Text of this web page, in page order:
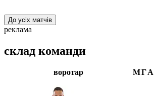
До усіх матчів
реклама
склад команди
воротар МГА